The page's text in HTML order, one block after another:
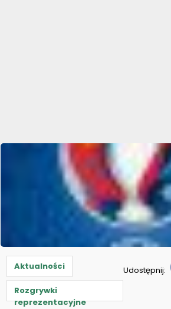
Aktualności
Rozgrywki
reprezentacyjne
Udostępnij: